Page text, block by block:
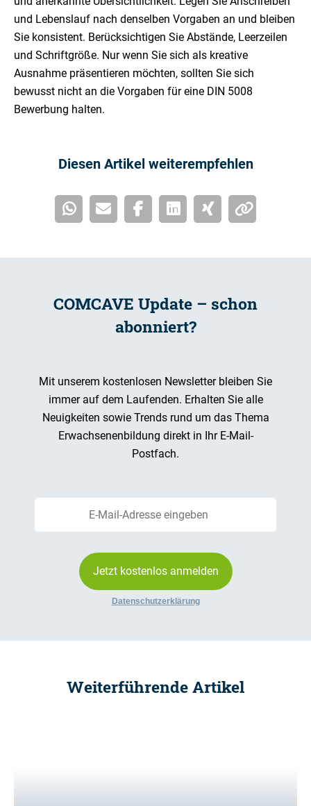
und Lebenslauf nach denselben Vorgaben an und bleiben
Sie konsistent. Berücksichtigen Sie Abstände, Leerzeilen
und Schriftgröße. Nur wenn Sie sich als kreative
Ausnahme präsentieren möchten, sollten Sie sich
bewusst nicht an die Vorgaben für eine DIN 5008
Bewerbung halten.
Diesen Artikel weiterempfehlen
COMCAVE Update – schon
abonniert?
Mit unserem kostenlosen Newsletter bleiben Sie
immer auf dem Laufenden. Erhalten Sie alle
Neuigkeiten sowie Trends rund um das Thema
Erwachsenenbildung direkt in Ihr E-Mail-
Postfach.
Jetzt kostenlos anmelden
Datenschutzerklärung
Weiterführende Artikel